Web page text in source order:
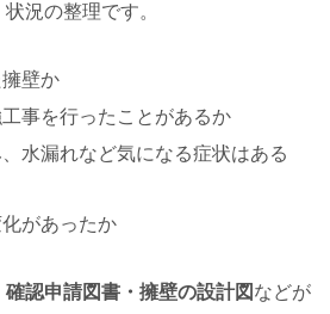
況の整理です。
壁か
事を行ったことがあるか
水漏れなど気になる症状はある
があったか
確認申請図書・擁壁の設計図 などが